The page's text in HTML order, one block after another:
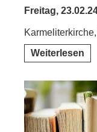
Freitag,
Weiterlesen